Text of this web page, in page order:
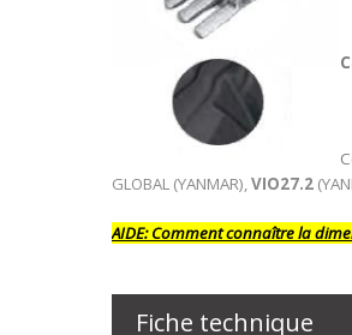
GLOBAL (YANMAR),VIO27.2
AIDE:Comment connaître la
Fiche technique